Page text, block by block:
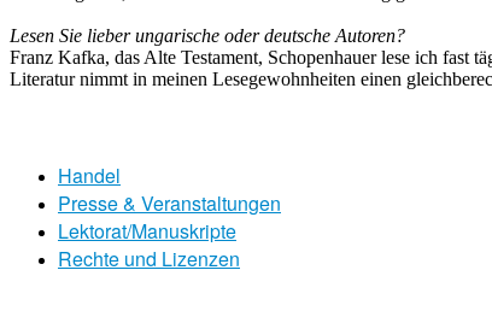
Lesen Sie lieber ungarische oder deutsche Autoren?
Franz Kafka, das Alte Testament, Schopenhauer lese ich fast
Literatur nimmt in meinen Lesegewohnheiten einen
Handel
Presse & Veranstaltungen
Lektorat/Manuskripte
Rechte und Lizenzen